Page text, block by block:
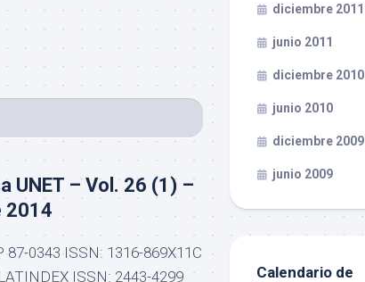
UNET – Vol. 26 (1) –
2014
87-0343 ISSN: 1316-869X11C
ISSN: 2443-4299
diciembre 2011
junio 2011
diciembre 2010
junio 2010
diciembre 2009
junio 2009
Calendario de